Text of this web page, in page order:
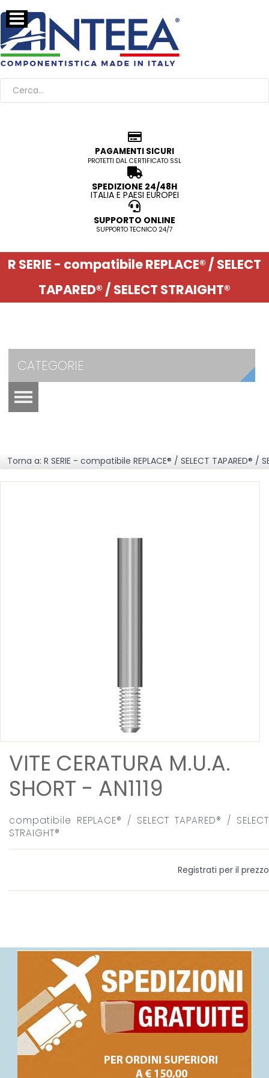
PAGAMENTI SICURI
PROTETTI DAL CERTIFICATO SSL
SPEDIZIONE 24/48H
ITALIA E PAESI EUROPEI
SUPPORTO ONLINE
SUPPORTO TECNICO 24/7
R SERIE - compatibile REPLACE® / SELECT
TAPARED® / SELECT STRAIGHT®
CATEGORIE
Torna a: R SERIE - compatibile REPLACE® / SELECT TAPARED® /
VITE CERATURA M.U.A.
SHORT - AN1119
compatibile REPLACE® / SELECT TAPARED® / SELECT
STRAIGHT®
Registrati per il prezzo